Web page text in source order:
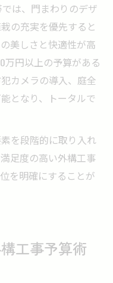
は、門まわりのデザ
の充実を優先すると
美しさと快適性が高
万円以上の予算がある
カメラの導入、庭全
となり、トータルで
を段階的に取り入れ
足度の高い外構工事
を明確にすることが
工事予算術